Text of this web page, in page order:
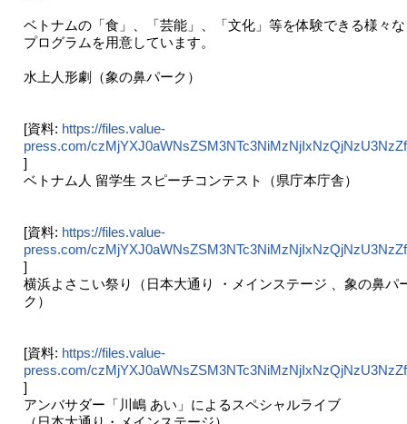
ベトナムの「食」、「芸能」、「文化」等を体験できる様々な
プログラムを用意しています。
水上人形劇（象の鼻パーク）
[資料: https://files.value-
press.com/
]
ベトナム人 留学生 スピーチコンテスト（県庁本庁舎）
[資料: https://files.value-
press.com/
]
横浜よさこい祭り（日本大通り ・メインステージ 、象の鼻パ
ク）
[資料: https://files.value-
press.com/
]
アンバサダー「川嶋 あい」によるスペシャルライブ